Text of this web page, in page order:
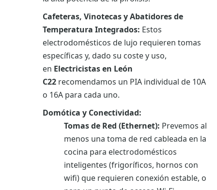
Cafeteras, Vinotecas y Abatidores de
Temperatura Integrados: Estos
electrodomésticos de lujo requieren tomas
específicas y, dado su coste y uso,
en Electricistas en León
C22 recomendamos un PIA individual de 10A
o 16A para cada uno.
Domótica y Conectividad:
Tomas de Red (Ethernet): Prevemos al
menos una toma de red cableada en la
cocina para electrodomésticos
inteligentes (frigoríficos, hornos con
wifi) que requieren conexión estable, o